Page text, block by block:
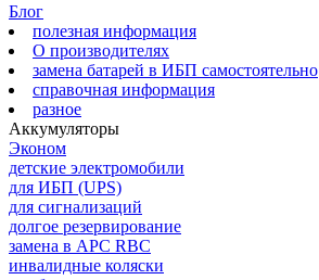
Блог
полезная информация
О производителях
замена батарей в ИБП самостоятельно
справочная информация
разное
Аккумуляторы
Эконом
детские электромобили
для ИБП (UPS)
для сигнализаций
долгое резервирование
замена в APC RBC
инвалидные коляски